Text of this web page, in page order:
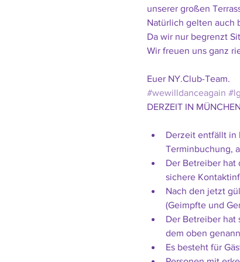
unserer großen
Natürlich gelten auch
Da wir nur begrenzt
Wir freuen uns ganz
Euer NY.Club-Team.
#wewilldanceagain
Derzeit entfällt in
Terminbuchung,
Der Betreiber hat
sichere
Nach den jetzt
(Geimpfte und
Der Betreiber hat
dem oben
Es besteht für